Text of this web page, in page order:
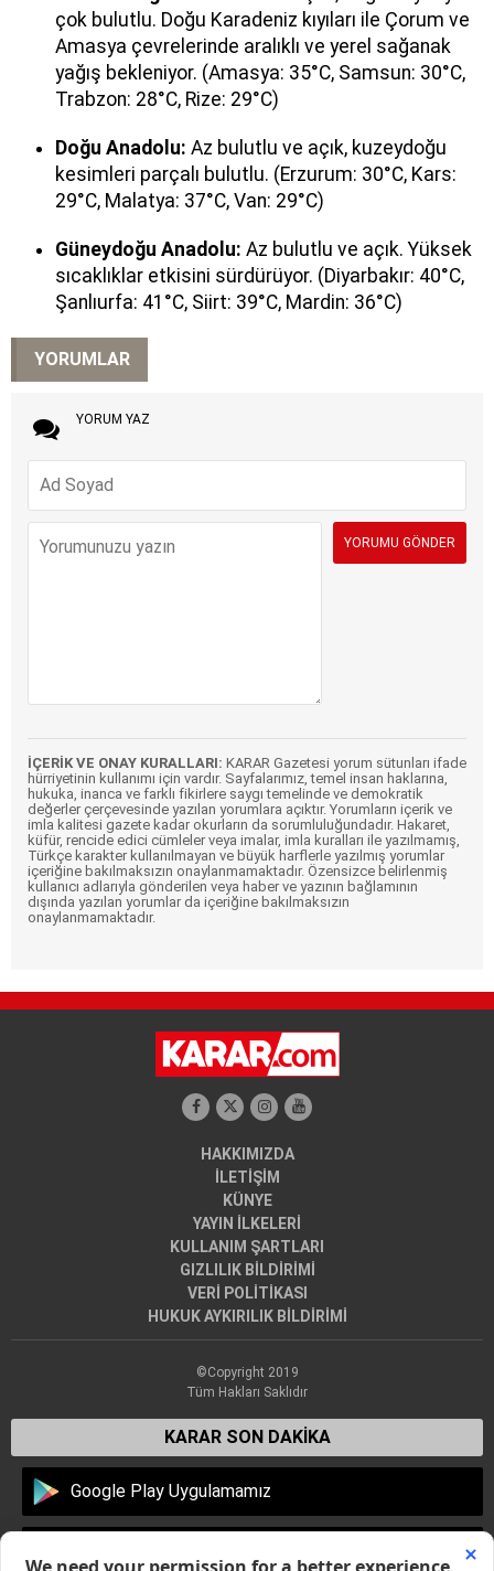
çok bulutlu. Doğu Karadeniz kıyıları ile Çorum ve
Amasya çevrelerinde aralıklı ve yerel sağanak
yağış bekleniyor. (Amasya: 35°C, Samsun: 30°C,
Trabzon: 28°C, Rize: 29°C)
Doğu Anadolu: Az bulutlu ve açık, kuzeydoğu
kesimleri parçalı bulutlu. (Erzurum: 30°C, Kars:
29°C, Malatya: 37°C, Van: 29°C)
Güneydoğu Anadolu: Az bulutlu ve açık. Yüksek
sıcaklıklar etkisini sürdürüyor. (Diyarbakır: 40°C,
Şanlıurfa: 41°C, Siirt: 39°C, Mardin: 36°C)
YORUMLAR
YORUM YAZ
İÇERİK VE ONAY KURALLARI: KARAR Gazetesi yorum sütunları ifade
hürriyetinin kullanımı için vardır. Sayfalarımız, temel insan haklarına,
hukuka, inanca ve farklı fikirlere saygı temelinde ve demokratik
değerler çerçevesinde yazılan yorumlara açıktır. Yorumların içerik ve
imla kalitesi gazete kadar okurların da sorumluluğundadır. Hakaret,
küfür, rencide edici cümleler veya imalar, imla kuralları ile yazılmamış,
Türkçe karakter kullanılmayan ve büyük harflerle yazılmış yorumlar
içeriğine bakılmaksızın onaylanmamaktadır. Özensizce belirlenmiş
kullanıcı adlarıyla gönderilen veya haber ve yazının bağlamının
dışında yazılan yorumlar da içeriğine bakılmaksızın
onaylanmamaktadır.
HAKKIMIZDA
İLETİŞİM
KÜNYE
YAYIN İLKELERİ
KULLANIM ŞARTLARI
GIZLILIK BİLDİRİMİ
VERİ POLİTİKASI
HUKUK AYKIRILIK BİLDİRİMİ
©Copyright 2019
Tüm Hakları Saklıdır
KARAR SON DAKİKA
Google Play Uygulamamız